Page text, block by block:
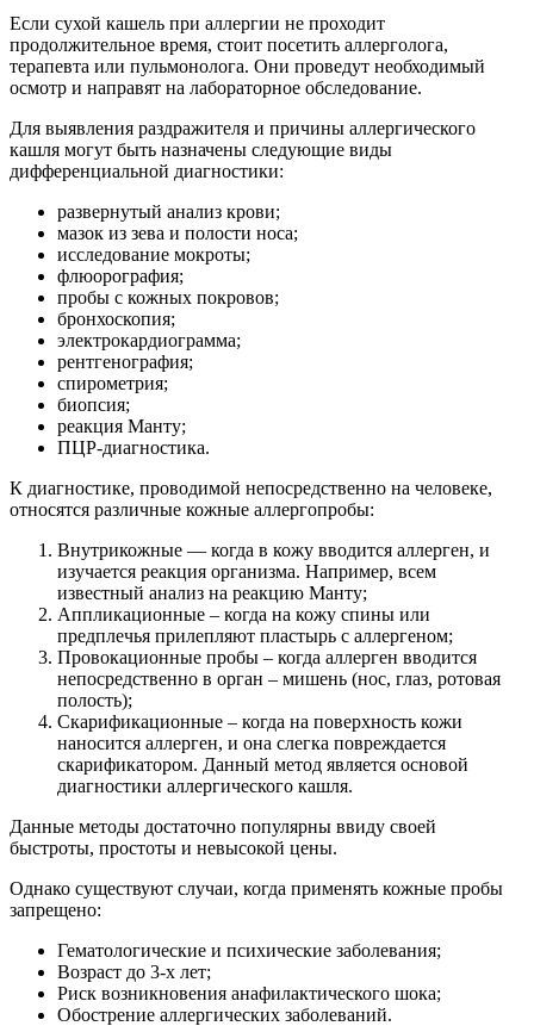
Если сухой кашель при аллергии не проходит
продолжительное время, стоит посетить аллерголога,
терапевта или пульмонолога. Они проведут необходимый
осмотр и направят на лабораторное обследование.
Для выявления раздражителя и причины аллергического
кашля могут быть назначены следующие виды
дифференциальной диагностики:
развернутый анализ крови;
мазок из зева и полости носа;
исследование мокроты;
флюорография;
пробы с кожных покровов;
бронхоскопия;
электрокардиограмма;
рентгенография;
спирометрия;
биопсия;
реакция Манту;
ПЦР-диагностика.
К диагностике, проводимой непосредственно на человеке,
относятся различные кожные аллергопробы:
Внутрикожные — когда в кожу вводится аллерген, и
изучается реакция организма. Например, всем
известный анализ на реакцию Манту;
Аппликационные – когда на кожу спины или
предплечья прилепляют пластырь с аллергеном;
Провокационные пробы – когда аллерген вводится
непосредственно в орган – мишень (нос, глаз, ротовая
полость);
Скарификационные – когда на поверхность кожи
наносится аллерген, и она слегка повреждается
скарификатором. Данный метод является основой
диагностики аллергического кашля.
Данные методы достаточно популярны ввиду своей
быстроты, простоты и невысокой цены.
Однако существуют случаи, когда применять кожные пробы
запрещено:
Гематологические и психические заболевания;
Возраст до 3-х лет;
Риск возникновения анафилактического шока;
Обострение аллергических заболеваний.